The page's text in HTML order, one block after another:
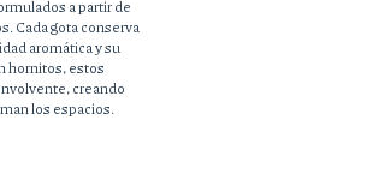
a partir de
Cada gota conserva
aromática y su
hornitos, estos
creando
los espacios.